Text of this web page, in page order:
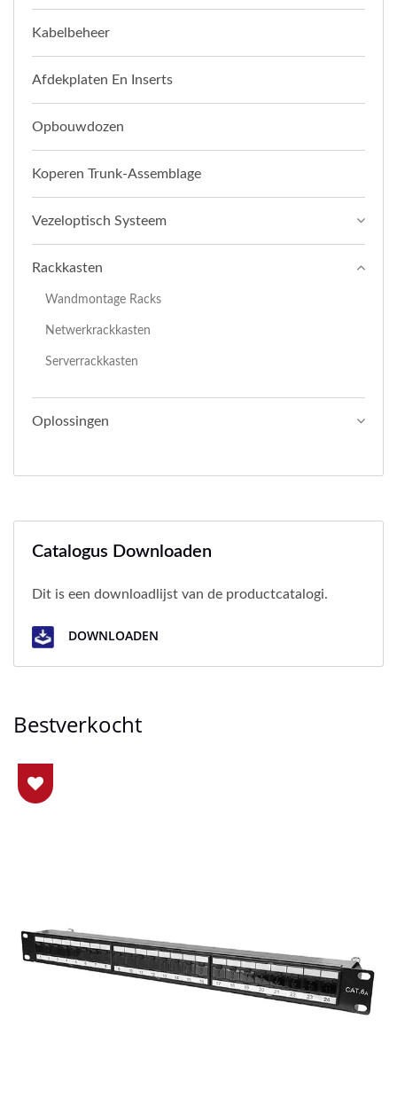
Kabelbeheer
Afdekplaten En Inserts
Opbouwdozen
Koperen Trunk-Assemblage
Vezeloptisch Systeem
Rackkasten
Wandmontage Racks
Netwerkrackkasten
Serverrackkasten
Oplossingen
Catalogus Downloaden
Dit is een downloadlijst van de productcatalogi.
DOWNLOADEN
Bestverkocht